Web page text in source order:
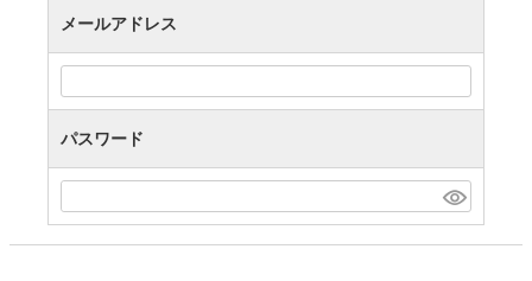
メールアドレス
パスワード